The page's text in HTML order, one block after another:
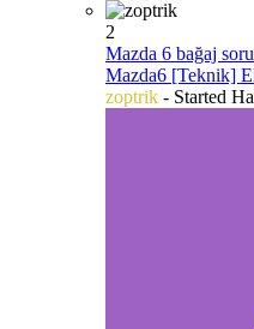
2
Mazda 6 bağaj
Mazda6 [Teknik]
zoptrik - Started